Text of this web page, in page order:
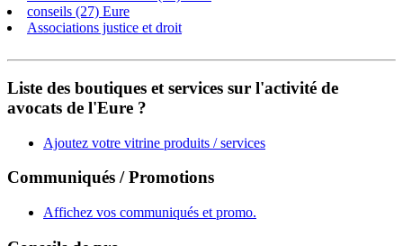
conseils (27) Eure
Associations justice et droit
Liste des boutiques et services sur l'activité de
avocats de l'Eure ?
Ajoutez votre vitrine produits / services
Communiqués / Promotions
Affichez vos communiqués et promo.